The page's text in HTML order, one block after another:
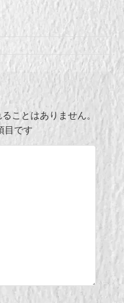
ことはありません。
目です